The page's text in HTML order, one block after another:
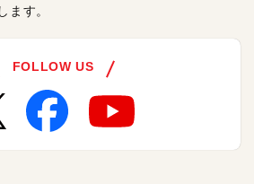
ます。
FOLLOW US